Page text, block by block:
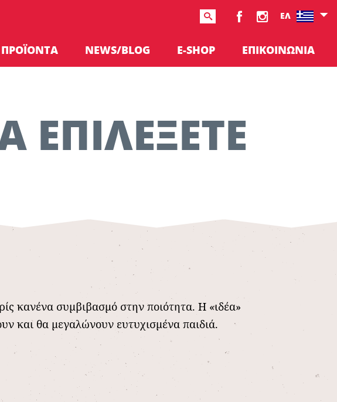
ΕΛ
ΠΡΟΪΟΝΤΑ NEWS/BLOG E-SHOP ΕΠΙΚΟΙΝΩΝΙΑ
ΕΠΙΛΕΞΕΤΕ
κανένα συμβιβασμό στην ποιότητα. Η «ιδέα»
και θα μεγαλώνουν ευτυχισμένα παιδιά.